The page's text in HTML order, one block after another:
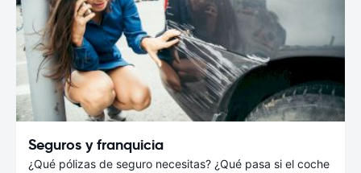
Seguros y franquicia
¿Qué pólizas de seguro necesitas? ¿Qué pasa si el coche